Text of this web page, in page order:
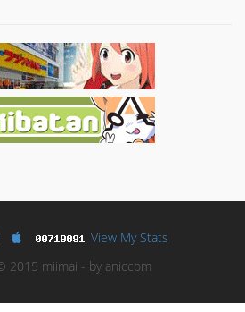
View My Stats
2015 miimai - by aniccom